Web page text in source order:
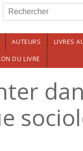
de
AUTEURS LIVRES
DU LIVRE